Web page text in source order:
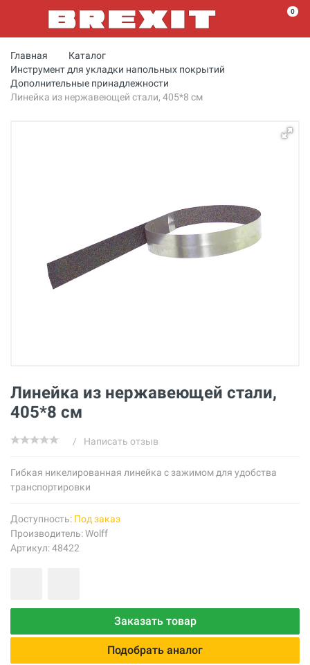
0
Главная
Каталог
Инструмент для укладки напольных покрытий
Дополнительные принадлежности
Линейка из нержавеющей стали, 405*8 см
Линейка из нержавеющей стали,
405*8 см
/ Написать отзыв
Гибкая никелированная линейка с зажимом для удобства
транспортировки
Доступность: Под заказ
Производитель:Wolff
Артикул: 48422
Заказать товар
Подобрать аналог